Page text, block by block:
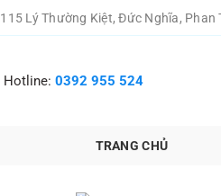
115 Lý Thường Kiệt, Đức Nghĩa, Phan
Hotline: 0392 955 524
TRANG CHỦ